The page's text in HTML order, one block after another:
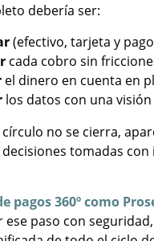
debería ser:
(efectivo, tarjeta y
cada cobro sin
el dinero en cuenta en
los datos con una
no se cierra,
tomadas
pagos 360º como
paso con